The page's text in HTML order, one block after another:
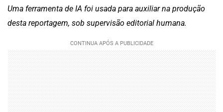
Uma ferramenta de IA foi usada para auxiliar na produção
desta reportagem, sob supervisão editorial humana.